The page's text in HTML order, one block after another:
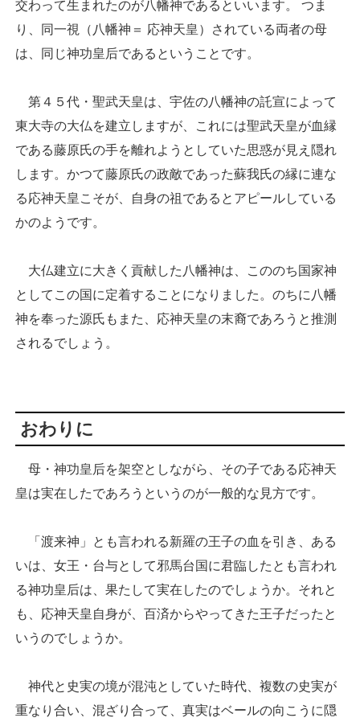
交わって生まれたのが八幡神であるといいます。 つま
り、同一視（八幡神＝ 応神天皇）されている両者の母
は、同じ神功皇后であるということです。
第４５代・聖武天皇は、宇佐の八幡神の託宣によって
東大寺の大仏を建立しますが、これには聖武天皇が血縁
である藤原氏の手を離れようとしていた思惑が見え隠れ
します。かつて藤原氏の政敵であった蘇我氏の縁に連な
る応神天皇こそが、自身の祖であるとアピールしている
かのようです。
大仏建立に大きく貢献した八幡神は、こののち国家神
としてこの国に定着することになりました。のちに八幡
神を奉った源氏もまた、応神天皇の末裔であろうと推測
されるでしょう。
おわりに
母・神功皇后を架空としながら、その子である応神天
皇は実在したであろうというのが一般的な見方です。
「渡来神」とも言われる新羅の王子の血を引き、ある
いは、女王・台与として邪馬台国に君臨したとも言われ
る神功皇后は、果たして実在したのでしょうか。それと
も、応神天皇自身が、百済からやってきた王子だったと
いうのでしょうか。
神代と史実の境が混沌としていた時代、複数の史実が
重なり合い、混ざり合って、真実はベールの向こうに隠